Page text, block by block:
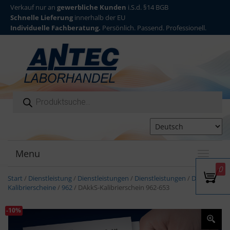
Verkauf nur an gewerbliche Kunden i.S.d. §14 BGB
Schnelle Lieferung innerhalb der EU
Individuelle Fachberatung. Persönlich. Passend. Professionell.
Products search
g
g
l
n
Menu
Start / Dienstleistung/ Dienstleistungen / Dienstleistungen / DAkkS
Kalibrierscheine/ 962/ DAkkS-Kalibrierschein 962-653
-10%
0